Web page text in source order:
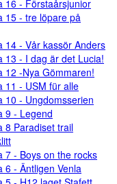
16 - Förstaårsjunior
15 - tre löpare på
14 - Vår kassör Anders
13 - I dag är det Lucia!
12 -Nya Gömmaren!
11 - USM für alle
10 - Ungdomsserien
9 - Legend
8 Paradiset trail
7 - Boys on the rocks
6 - Äntligen Venla